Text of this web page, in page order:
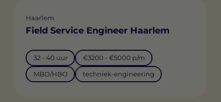
Haarlem
Field Service Engineer Haarlem
32 - 40 uur €3200 - €5000 p/m
MBO/HBO techniek-engineering